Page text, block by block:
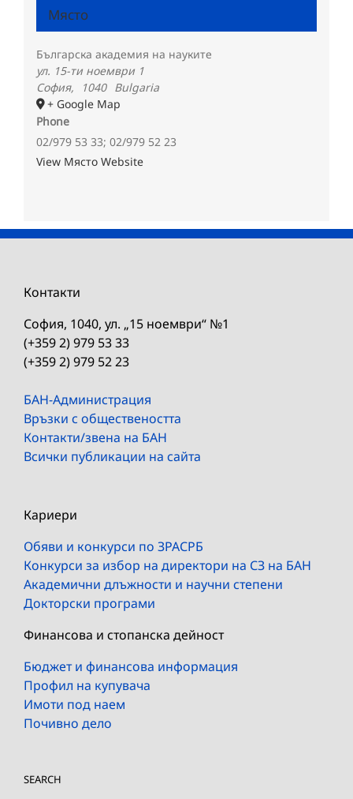
Място
Българска академия на науките
ул. 15-ти ноември 1
София, 1040 Bulgaria
+ Google Map
Phone
02/979 53 33; 02/979 52 23
View Място Website
Контакти
София, 1040, ул. „15 ноември“ №1
(+359 2) 979 53 33
(+359 2) 979 52 23
БАН-Администрация
Връзки с обществеността
Контакти/звена на БАН
Всички публикации на сайта
Кариери
Обяви и конкурси по ЗРАСРБ
Конкурси за избор на директори на СЗ на БАН
Академични длъжности и научни степени
Докторски програми
Финансова и стопанска дейност
Бюджет и финансова информация
Профил на купувача
Имоти под наем
Почивно дело
SEARCH